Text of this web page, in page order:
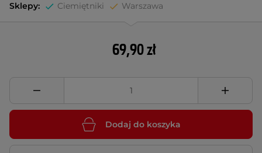
Sklepy: Ciemiętniki Warszawa
69,90 zł
Dodaj do koszyka